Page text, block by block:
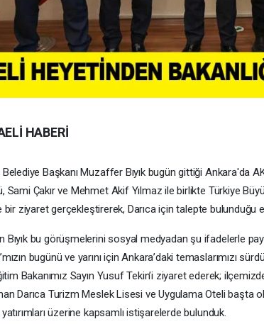
HABERİ
Belediye Başkanı Muzaffer Bıyık bugün gittiği Ankara'da
Sami Çakır ve Mehmet Akif Yılmaz ile birlikte Türkiye
bir ziyaret gerçekleştirerek, Darıca için talepte bulunduğu
Bıyık bu görüşmelerini sosyal medyadan şu ifadelerle
bugünü ve yarını için Ankara’daki temaslarımızı
Bakanımız Sayın Yusuf Tekin’i ziyaret ederek;
Darıca Turizm Meslek Lisesi ve Uygulama Oteli başta
üzerine kapsamlı istişarelerde bulunduk.